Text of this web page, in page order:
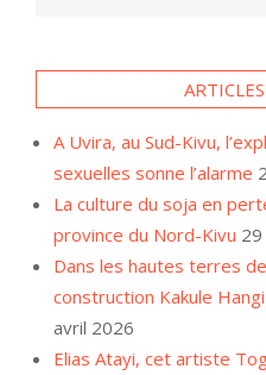
A Uvira, au Sud-Kivu,
sexuelles sonne l’alarme
La culture du soja en
province du Nord-Kivu
Dans les hautes terres
construction Kakule
avril 2026
Elias Atayi, cet artiste